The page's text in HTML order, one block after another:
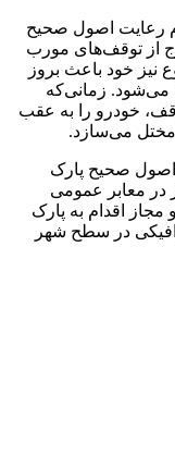
رعایت اصول صحیح
از توقف‌های مورب
خود باعث بروز
می‌شود. زمانی‌که
خودرو را به عقب
مختل می‌سازد.
اصول صحیح پارک
در معابر عمومی
اقدام به پارک
در سطح شهر